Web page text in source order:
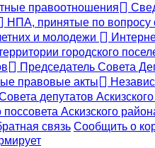
правоотношения
НПА, принятые по вопросу
и молодежи
городского
Председатель Совета
правовые акты
депутатов
поссовета Аскизского
связь Сообщить о